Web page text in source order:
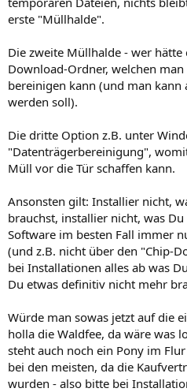
erste "Müllhalde".
Die zweite Müllhalde - wer
Download-Ordner, welchen
bereinigen kann (und man kann
werden soll).
Die dritte Option z.B. unter
"Datenträgerbereinigung",
Müll vor die Tür schaffen kann.
Ansonsten gilt: Installier nicht,
brauchst, installier nicht, was
Software im besten Fall immer
(und z.B. nicht über den "Chip-
bei Installationen alles ab was
Du etwas definitiv nicht mehr
Würde man sowas jetzt auf die
holla die Waldfee, da wäre was
steht auch noch ein Pony im
bei den meisten, da die
wurden - also bitte bei